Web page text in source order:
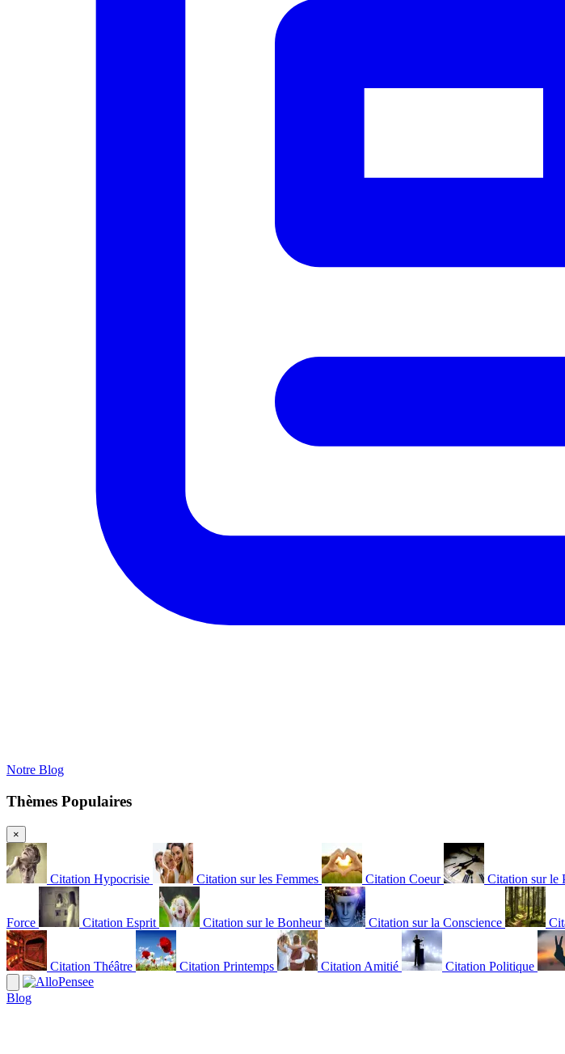
Notre Blog
Thèmes Populaires
×
Citation Hypocrisie Citation sur les Femmes Citation Coeur Citation sur le
Force Citation Esprit Citation sur le Bonheur Citation sur la Conscience
Citation Théâtre Citation Printemps Citation Amitié Citation Politique
Blog